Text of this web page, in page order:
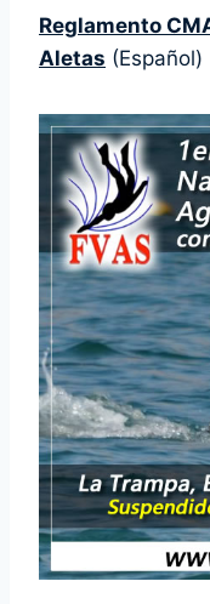
Reglamento
Aletas (Español)